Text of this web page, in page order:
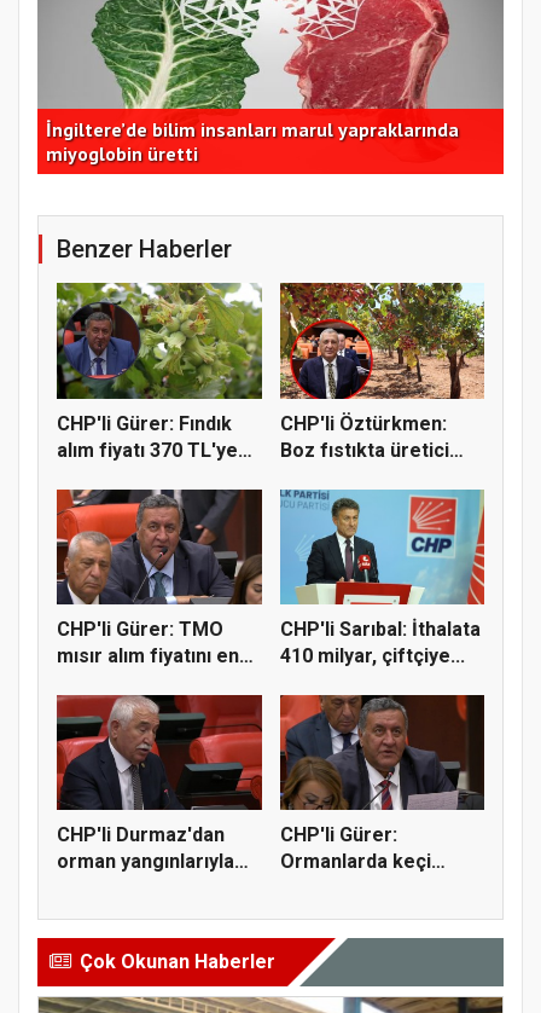
İngiltere’de bilim insanları marul yapraklarında
miyoglobin üretti
Benzer Haberler
CHP'li Gürer: Fındık
alım fiyatı 370 TL'ye
CHP'li Öztürkmen:
Boz fıstıkta üretici
CHP'li Gürer: TMO
mısır alım fiyatını en
CHP'li Sarıbal: İthalata
410 milyar, çiftçiye...
CHP'li Durmaz'dan
orman yangınlarıyla
CHP'li Gürer:
Ormanlarda keçi
Çok Okunan Haberler